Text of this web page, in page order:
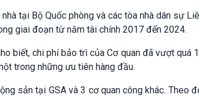
tại Bộ Quốc phòng và các tòa nhà dân sự
giai đoạn từ năm tài chính 2017 đến 2024.
biết, chi phí bảo trì của Cơ quan đã vượt quá
trong những ưu tiên hàng đầu.
sản tại GSA và 3 cơ quan công khác. Theo